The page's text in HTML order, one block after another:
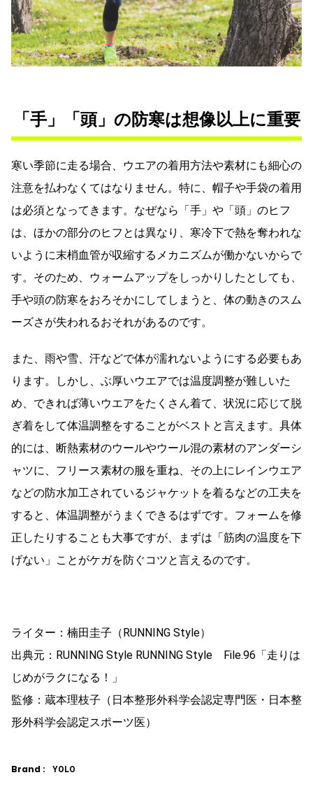
「手」「頭」の防寒は想像以上に重要
寒い季節に走る場合、ウエアの着用方法や素材にも細心の
注意を払わなくてはなりません。特に、帽子や手袋の着用
は必須となってきます。なぜなら「手」や「頭」のヒフ
は、ほかの部分のヒフとは異なり、寒冷下で熱を奪われな
いように末梢血管が収縮するメカニズムが働かないからで
す。そのため、ウォームアップをしっかりしたとしても、
手や頭の防寒をおろそかにしてしまうと、体の動きのスム
ーズさが失われるおそれがあるのです。
また、雨や雪、汗などで体が濡れないようにする必要もあ
ります。しかし、ぶ厚いウエアでは温度調整が難しいた
め、できれば薄いウエアをたくさん着て、状況に応じて脱
ぎ着をして体温調整をすることがベストと言えます。具体
的には、断熱素材のウールやウール混の素材のアンダーシ
ャツに、フリース素材の服を重ね、その上にレインウエア
などの防水加工されているジャケットを着るなどの工夫を
すると、体温調整がうまくできるはずです。フォームを修
正したりすることも大事ですが、まずは「筋肉の温度を下
げない」ことがケガを防ぐコツと言えるのです。
ライター：楠田圭子（RUNNING Style）
出典元：RUNNING Style RUNNING Style File.96「走りは
じめがラクになる！」
監修：蔵本理枝子（日本整形外科学会認定専門医・日本整
形外科学会認定スポーツ医）
Brand : YOLO